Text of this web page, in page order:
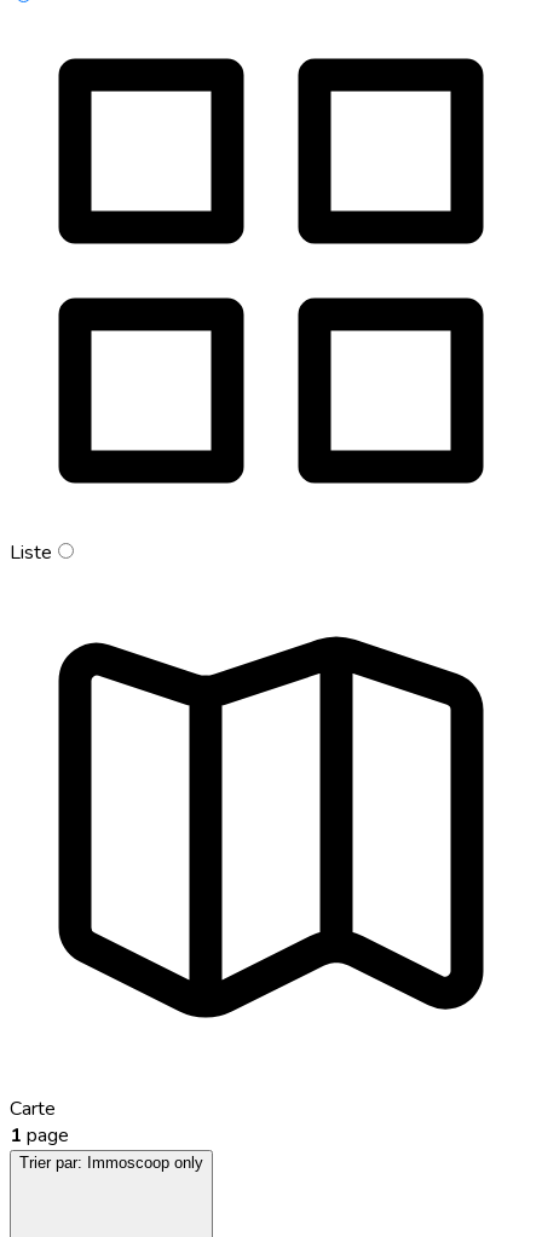
Liste
Carte
1 page
Trier par: Immoscoop only